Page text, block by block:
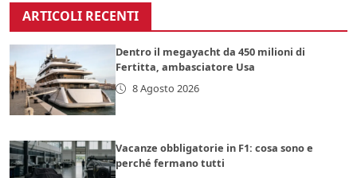
ARTICOLI RECENTI
Dentro il megayacht da 450 milioni di
Fertitta, ambasciatore Usa
8 Agosto 2026
Vacanze obbligatorie in F1: cosa sono e
perché fermano tutti